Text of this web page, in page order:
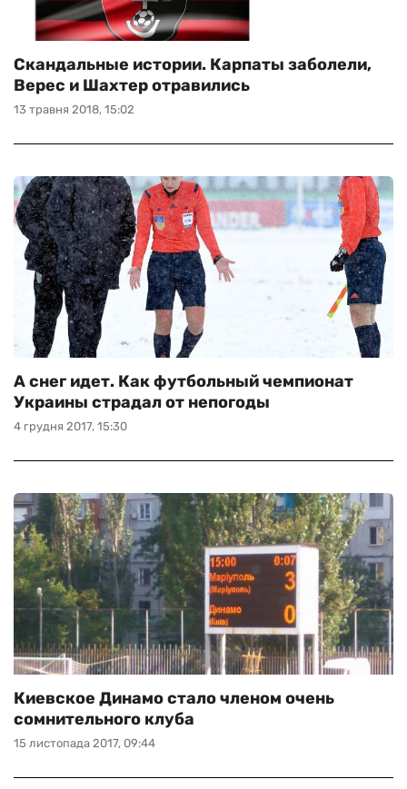
13 травня 2018, 15:02
Скандальные истории. Карпаты заболели,
Верес и Шахтер отравились
4 грудня 2017, 15:30
А снег идет. Как футбольный чемпионат
Украины страдал от непогоды
15 листопада 2017, 09:44
Киевское Динамо стало членом очень
сомнительного клуба